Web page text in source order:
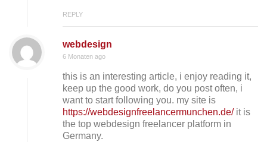
REPLY
webdesign
6 Monaten ago
this is an interesting article, i enjoy reading it,
keep up the good work, do you post often, i
want to start following you. my site is
https://webdesignfreelancermunchen.de/it is
the top webdesign freelancer platform in
Germany.